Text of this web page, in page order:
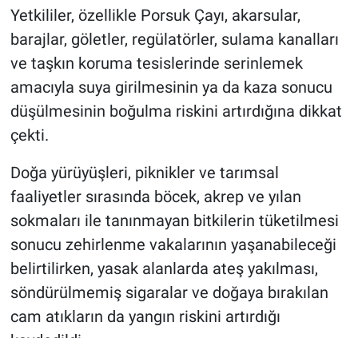
Yetkililer, özellikle Porsuk Çayı, akarsular,
barajlar, göletler, regülatörler, sulama kanalları
ve taşkın koruma tesislerinde serinlemek
amacıyla suya girilmesinin ya da kaza sonucu
düşülmesinin boğulma riskini artırdığına dikkat
çekti.
Doğa yürüyüşleri, piknikler ve tarımsal
faaliyetler sırasında böcek, akrep ve yılan
sokmaları ile tanınmayan bitkilerin tüketilmesi
sonucu zehirlenme vakalarının yaşanabileceği
belirtilirken, yasak alanlarda ateş yakılması,
söndürülmemiş sigaralar ve doğaya bırakılan
cam atıkların da yangın riskini artırdığı